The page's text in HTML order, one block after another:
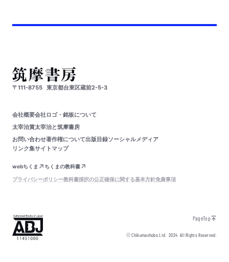
〒111-8755 東京都台東区蔵前2-5-3
会社概要会社ロゴ・銘板について
太宰治賞太宰治と筑摩書房
お問い合わせ著作権について出版目録ソーシャルメディア
リンク集サイトマップ
webちくま
ちくまの教科書
プライバシーポリシー教科書採択の公正確保に関する基本方針免責事項
PageTop
© Chikumashobo Ltd.2024 All Rights Reserved.